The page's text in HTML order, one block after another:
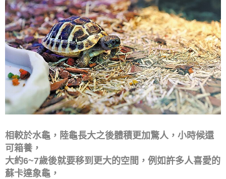
相較於水龜，陸龜長大之後體積更加驚人，小時候還
可箱養，
大約6~7歲後就要移到更大的空間，例如許多人喜愛的
蘇卡達象龜，